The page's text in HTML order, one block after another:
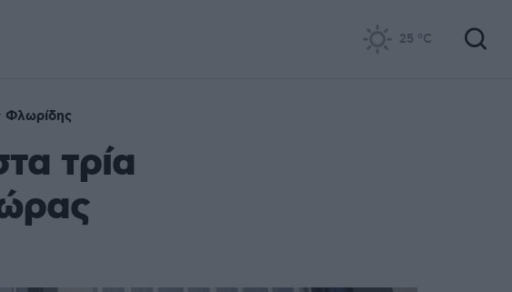
25 °C
Φλωρίδης
τρία